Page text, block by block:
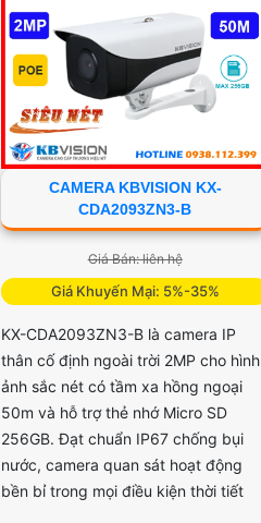
CAMERA KBVISION KX-
CDA2093ZN3-B
Giá Bán: liên hệ
Giá Khuyến Mại: 5%-35%
KX-CDA2093ZN3-B là camera IP
thân cố định ngoài trời 2MP cho hình
ảnh sắc nét có tầm xa hồng ngoại
50m và hỗ trợ thẻ nhớ Micro SD
256GB. Đạt chuẩn IP67 chống bụi
nước, camera quan sát hoạt động
bền bỉ trong mọi điều kiện thời tiết